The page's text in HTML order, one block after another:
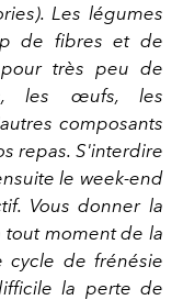
Les légumes
de fibres et de
très peu de
les œufs, les
composants
repas. S'interdire
le week-end
Vous donner la
moment de la
cycle de frénésie
la perte de